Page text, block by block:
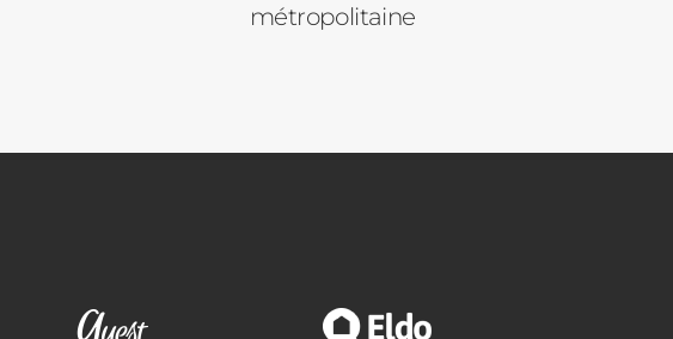
métropolitaine